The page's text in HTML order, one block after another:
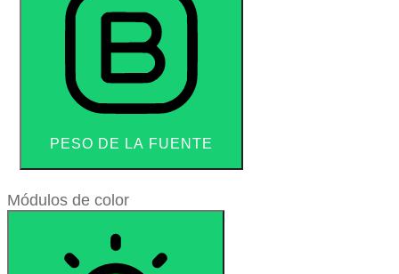
PESO DE LA FUENTE
Módulos de color